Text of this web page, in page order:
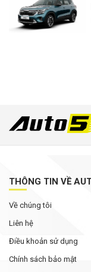
THÔNG TIN VỀ
Về chúng tôi
Liên hệ
Điều khoản sử dụng
Chính sách bảo mật